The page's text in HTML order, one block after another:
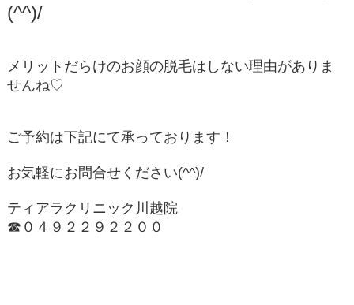
(^^)/
メリットだらけのお顔の脱毛はしない理由がありま
せんね♡
ご予約は下記にて承っております！
お気軽にお問合せください(^^)/
ティアラクリニック川越院
☎０４９２２９２２００